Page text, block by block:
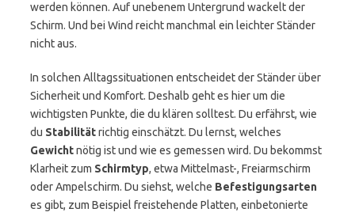
werden können. Auf unebenem Untergrund wackelt der
Schirm. Und bei Wind reicht manchmal ein leichter Ständer
nicht aus.
In solchen Alltagssituationen entscheidet der Ständer über
Sicherheit und Komfort. Deshalb geht es hier um die
wichtigsten Punkte, die du klären solltest. Du erfährst, wie
du Stabilitätrichtig einschätzt. Du lernst, welches
Gewichtnötig ist und wie es gemessen wird. Du bekommst
Klarheit zum Schirmtyp, etwa Mittelmast-, Freiarmschirm
oder Ampelschirm. Du siehst, welche Befestigungsarten
es gibt, zum Beispiel freistehende Platten, einbetonierte